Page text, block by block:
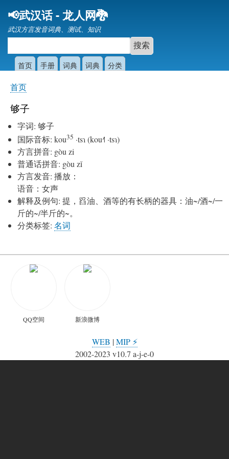
要
内
📢武汉话 - 龙人网🐉
武汉方言发音词典、测试、知识
首页 手册 词典 词典 分类
你
在
首页
够子
字词: 够子
国际音标: kou35 ·tsɿ (kou˧˥ ·tsɿ)
方言拼音: gòu zi
普通话拼音: gòu zǐ
方言发音: 播放：
语音：女声
解释及例句: 提，舀油、酒等的有长柄的器具：油~/酒~/一
斤的~/半斤的~。
分类标签: 名词
🐲 龙人武汉话网站聊天助手
QQ空间 新浪微博
WEB |MIP ⚡
2002-2023 v10.7 a-j-e-0